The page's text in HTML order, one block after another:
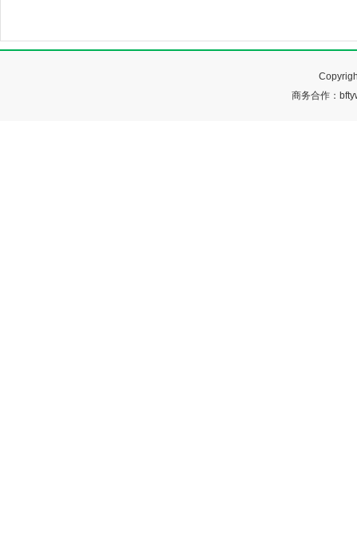
商务合作：